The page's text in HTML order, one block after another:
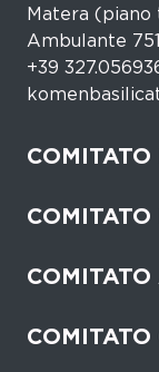
Matera
Ambulante
+39
COMITATO